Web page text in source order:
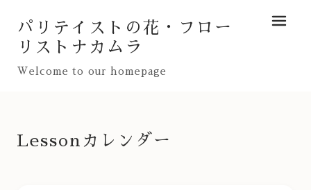
パリテイストの花・フロー
リストナカムラ
Welcome to our homepage
メニュ
Lessonカレンダー